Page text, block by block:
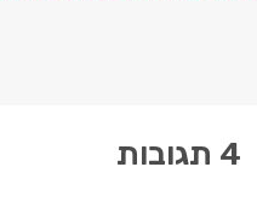
4 תגובות